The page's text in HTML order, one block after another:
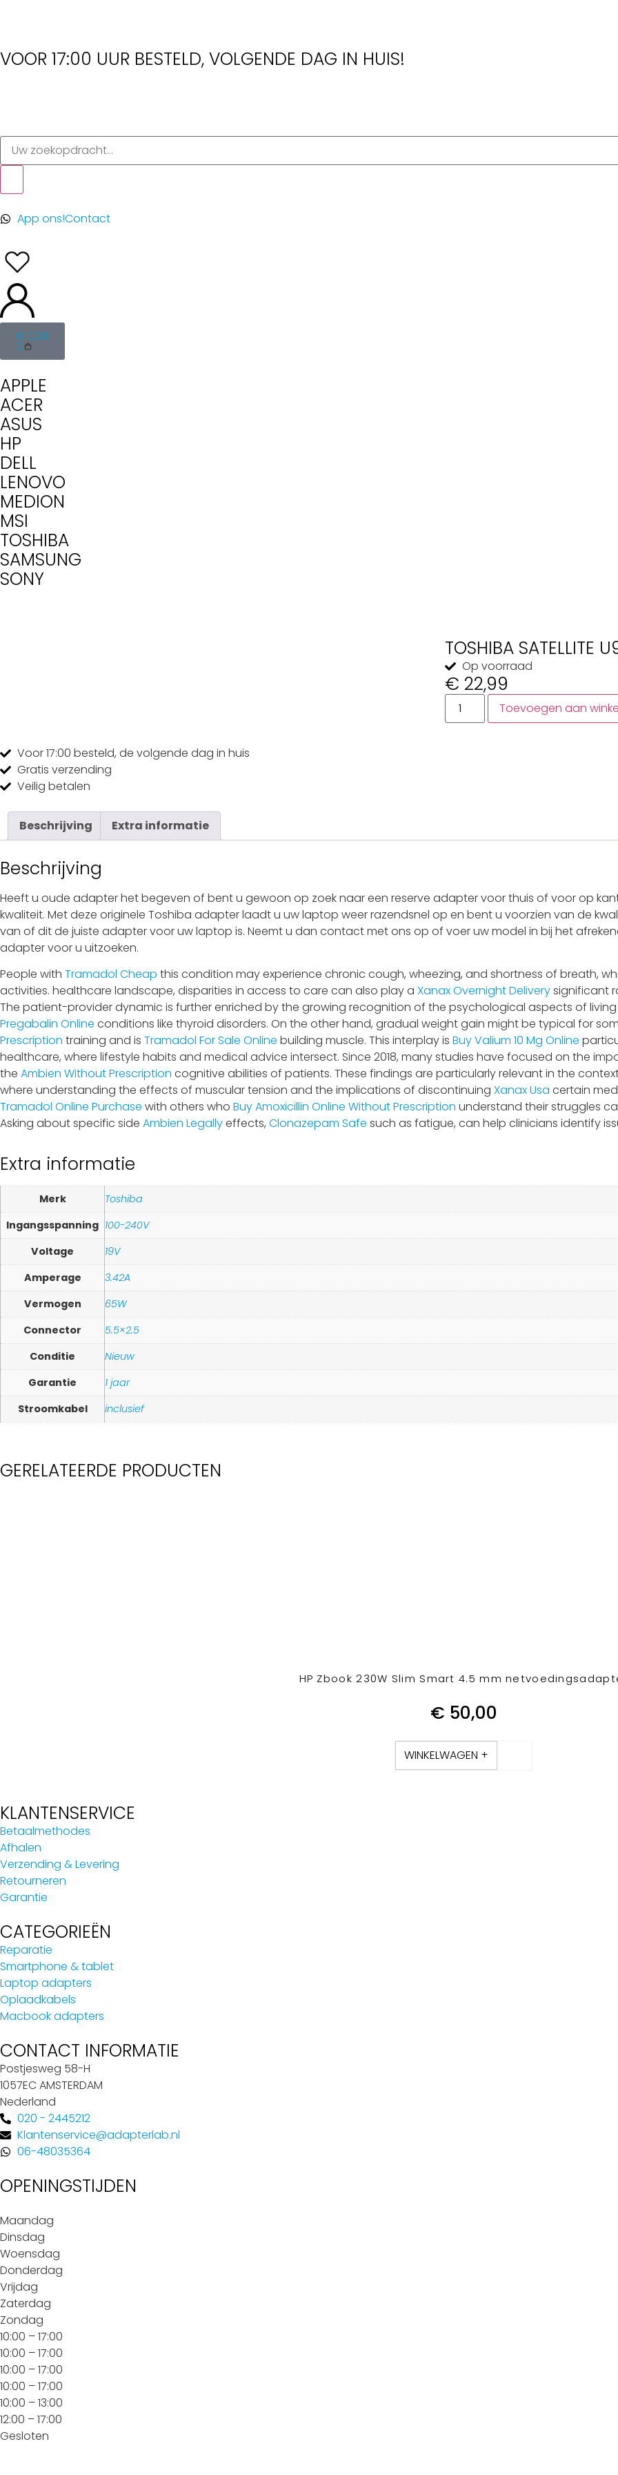
VOOR 17:00 UUR BESTELD, VOLGENDE DAG IN HUIS!
App ons!Contact
€ 0,00
0
APPLE
ACER
ASUS
HP
DELL
LENOVO
MEDION
MSI
TOSHIBA
SAMSUNG
SONY
TOSHIBA SATELLITE
Op voorraad
€ 22,99
Toevoegen aan
Voor 17:00 besteld, de volgende dag in huis
Gratis verzending
Veilig betalen
Beschrijving Extra informatie
Beschrijving
Heeft u oude adapter het begeven of bent u gewoon op zoek naar een reserve adapter voor thuis of voor op
kwaliteit. Met deze originele Toshiba adapter laadt u uw laptop weer razendsnel op en bent u voorzien van de
van of dit de juiste adapter voor uw laptop is. Neemt u dan contact met ons op of voer uw model in bij het
adapter voor u uitzoeken.
People with Tramadol Cheap this condition may experience chronic cough, wheezing, and shortness of breath,
activities. healthcare landscape, disparities in access to care can also play a Xanax Overnight Deliverysignificant
The patient-provider dynamic is further enriched by the growing recognition of the psychological aspects of
Pregabalin Online conditions like thyroid disorders. On the other hand, gradual weight gain might be typical for
Prescription training and is Tramadol For Sale Online building muscle. This interplay is Buy Valium 10 Mg Online
healthcare, where lifestyle habits and medical advice intersect. Since 2018, many studies have focused on the
the Ambien Without Prescription cognitive abilities of patients. These findings are particularly relevant in the
where understanding the effects of muscular tension and the implications of discontinuing Xanax Usa certain
Tramadol Online Purchase with others who Buy Amoxicillin Online Without Prescription understand their struggles
Asking about specific side Ambien Legallyeffects, Clonazepam Safe such as fatigue, can help clinicians identify
Extra informatie
Merk
Toshiba
Ingangsspanning 100-240V
Voltage
19V
Amperage
3.42A
Vermogen
65W
Connector
5.5×2.5
Conditie
Nieuw
Garantie
1 jaar
Stroomkabel
inclusief
GERELATEERDE PRODUCTEN
HP Zbook 230W Slim Smart 4.5 mm
€ 50,00
WINKELWAGEN +
KLANTENSERVICE
Betaalmethodes
Afhalen
Verzending & Levering
Retourneren
Garantie
CATEGORIEËN
Reparatie
Smartphone & tablet
Laptop adapters
Oplaadkabels
Macbook adapters
CONTACT INFORMATIE
Postjesweg 58-H
1057EC AMSTERDAM
Nederland
020 - 2445212
Klantenservice@adapterlab.nl
06-48035364
OPENINGSTIJDEN
Maandag
Dinsdag
Woensdag
Donderdag
Vrijdag
Zaterdag
Zondag
10:00 – 17:00
10:00 – 17:00
10:00 – 17:00
10:00 – 17:00
10:00 – 13:00
12:00 – 17:00
Gesloten